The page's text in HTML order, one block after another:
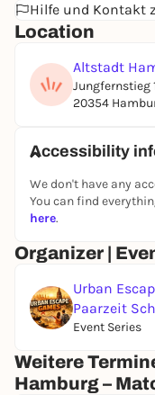
Hilfe und Kontakt
Location
Altstadt
Jungfernstieg
20354
Accessibility
We don't have any
You can find
here.
Organizer |
Urban
Paarzeit
Event Series
Weitere
Hamburg –